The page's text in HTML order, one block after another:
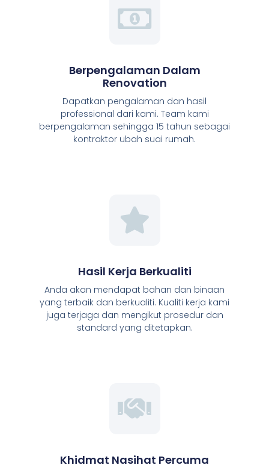
Berpengalaman Dalam
Renovation
Dapatkan pengalaman dan hasil
professional dari kami. Team kami
berpengalaman sehingga 15 tahun sebagai
kontraktor ubah suai rumah.
Hasil Kerja Berkualiti
Anda akan mendapat bahan dan binaan
yang terbaik dan berkualiti. Kualiti kerja kami
juga terjaga dan mengikut prosedur dan
standard yang ditetapkan.
Khidmat Nasihat Percuma